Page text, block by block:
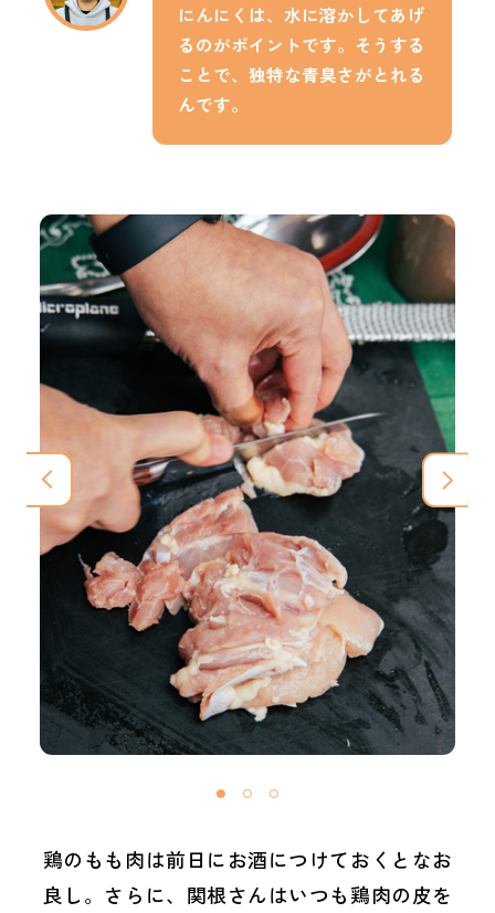
にんにくは、水に溶かしてあげ
るのがポイントです。そうする
ことで、独特な青臭さがとれる
んです。
鶏のもも肉は前日にお酒につけておくとなお
良し。さらに、関根さんはいつも鶏肉の皮を